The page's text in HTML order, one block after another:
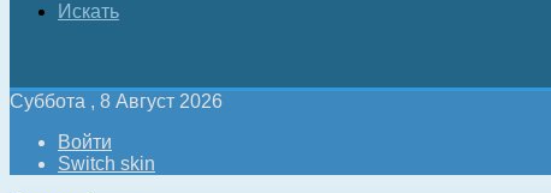
Искать
Суббота , 8 Август 2026
Войти
Switch skin